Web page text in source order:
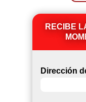
RECIBE
Dirección